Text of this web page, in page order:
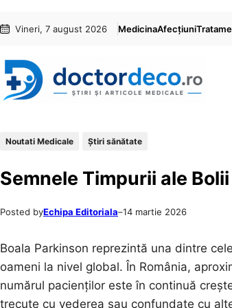
conținut
content
Vineri, 7 august 2026 MedicinaAfecțiuni
Noutati Medicale Ştiri sănătate
Semnele Timpurii ale
Posted byEchipa Editoriala–14 martie 2026
Boala Parkinson reprezintă una dintre
oameni la nivel global. În România,
numărul pacienților este în continuă
trecute cu vederea sau confundate cu